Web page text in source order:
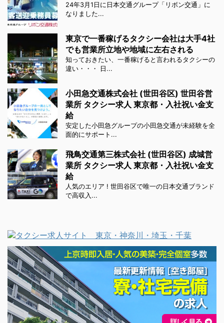
24年3月1日に日本交通グループ「リボン交通」に
なりました...
東京で一番稼げるタクシー会社は大手4社
でも営業所立地や地域に左右される
知っておきたい、一番稼げると言われるタクシーの
違い・・・ 日...
小田急交通株式会社 (世田谷区) 世田谷営
業所 タクシー求人 東京都・入社祝い金支
給
安定した小田急グループの小田急交通が未経験を全
面的にサポート...
飛鳥交通第三株式会社 (世田谷区) 成城営
業所 タクシー求人 東京都・入社祝い金支
給
人気のエリア ! 世田谷区で唯一の日本交通ブランド
で高収入...